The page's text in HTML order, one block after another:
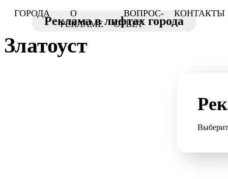
ГОРОДА
О
РЕКЛАМЕ
ВОПРОС-
ОТВЕТ
КОНТАКТЫ
Реклама в лифтах города
Златоуст